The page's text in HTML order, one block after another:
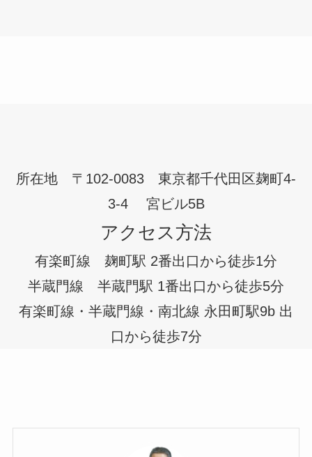
所在地 〒102-0083 東京都千代田区麹町4-
3-4 宮ビル5B
アクセス方法
有楽町線 麹町駅 2番出口から徒歩1分
半蔵門線 半蔵門駅 1番出口から徒歩5分
有楽町線・半蔵門線・南北線 永田町駅9b 出
口から徒歩7分